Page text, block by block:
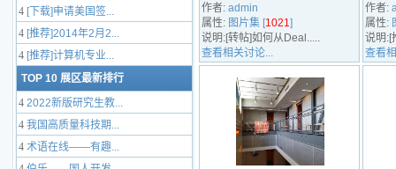
4 [下载]申请美国签...
4 [推荐]2014年2月2...
4 [推荐]计算机专业...
TOP 10 展区最新排行
4 2022新版研究生教...
4 我国高质量科技期...
4 术语在线——有趣...
作者: admin
属性: 图片集 [1021]
说明:[转帖]如何从Deal.....
查看相关讨论...
作者:
属性:
说明:[
查看